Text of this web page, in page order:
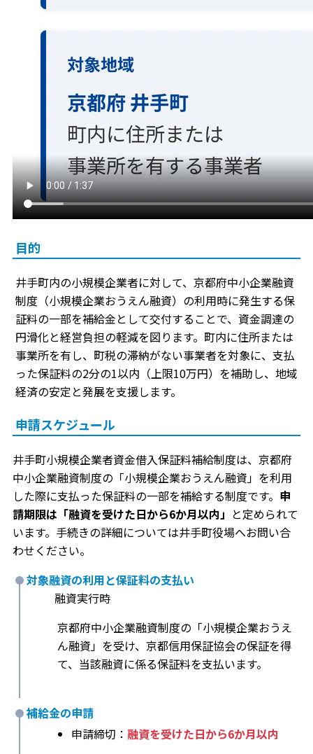
目的
井手町内の小規模企業者に対して、京都府中小企業融資
制度（小規模企業おうえん融資）の利用時に発生する保
証料の一部を補給金として交付することで、資金調達の
円滑化と経営負担の軽減を図ります。町内に住所または
事業所を有し、町税の滞納がない事業者を対象に、支払
った保証料の2分の1以内（上限10万円）を補助し、地域
経済の安定と発展を支援します。
申請スケジュール
井手町小規模企業者資金借入保証料補給制度は、京都府
中小企業融資制度の「小規模企業おうえん融資」を利用
した際に支払った保証料の一部を補給する制度です。 申
請期限は「融資を受けた日から6か月以内」 と定められて
います。手続きの詳細については井手町役場へお問い合
わせください。
対象融資の利用と保証料の支払い
融資実行時
京都府中小企業融資制度の「小規模企業おうえ
ん融資」を受け、京都信用保証協会の保証を得
て、当該融資に係る保証料を支払います。
補給金の申請
申請締切： 融資を受けた日から6か月以内